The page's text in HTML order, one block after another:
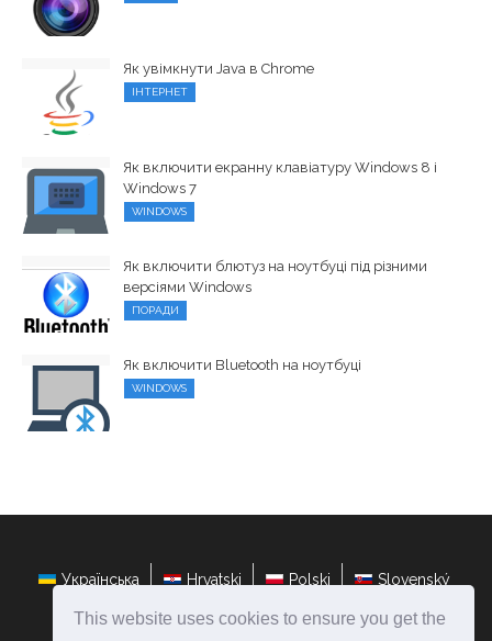
This website uses cookies to ensure you get the
Як увімкнути Java в Chrome
ІНТЕРНЕТ
Як включити екранну клавіатуру Windows 8 і
Windows 7
WINDOWS
Як включити блютуз на ноутбуці під різними
версіями Windows
ПОРАДИ
Як включити Bluetooth на ноутбуці
WINDOWS
Українська Hrvatski Polski Slovenský